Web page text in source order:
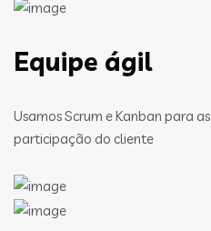
Equipe ágil
Usamos Scrum e Kanban para
participação do cliente